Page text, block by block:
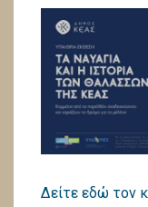
Δείτε εδώ τον